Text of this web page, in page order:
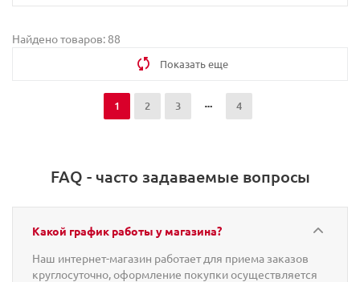
Найдено товаров: 88
Показать еще
1 2 3 4
FAQ - часто задаваемые вопросы
Какой график работы у магазина?
Наш интернет-магазин работает для приема заказов
круглосуточно, оформление покупки осуществляется